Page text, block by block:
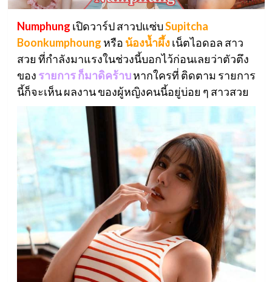
Numphung เปิดวาร์ป สาวปแซ่บSupitcha
Boonkumphoung หรือ น้องน้ำผึ้งเน็ตไอดอล สาว
สวย ที่กำลังมาแรงในช่วงนี้บอกไว้ก่อนเลยว่าตัวตึง
ของ รายการ ก็มาดิคร้าบหากใครที่ ติดตาม รายการ
นี้ก็จะเห็น ผลงาน ของผู้หญิงคนนี้อยู่บ่อย ๆ สาวสวย